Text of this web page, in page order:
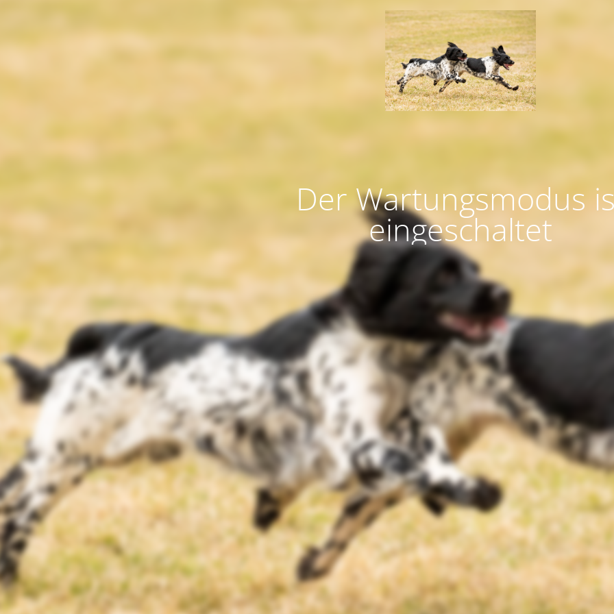
Der Wartungsmodus
eingeschaltet